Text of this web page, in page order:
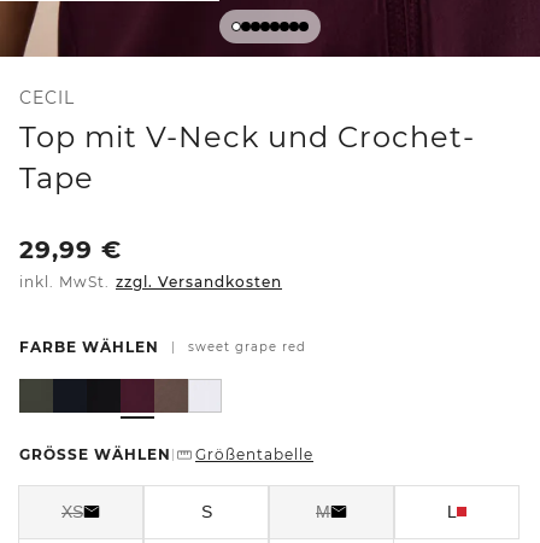
CECIL
Top mit V-Neck und Crochet-
Tape
29,99 €
inkl. MwSt. zzgl. Versandkosten
FARBE WÄHLEN sweet grape red
GRÖSSE WÄHLEN Größentabelle
XS S M L